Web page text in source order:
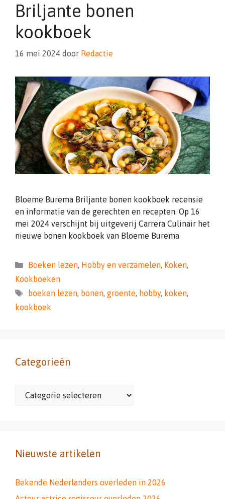
Briljante bonen
kookboek
16 mei 2024 door Redactie
Bloeme Burema Briljante bonen kookboek recensie
en informatie van de gerechten en recepten. Op 16
mei 2024 verschijnt bij uitgeverij Carrera Culinair het
nieuwe bonen kookboek van Bloeme Burema
Categorieën
Boeken lezen, Hobby en verzamelen, Koken,
Kookboeken
Tags
boeken lezen, bonen, groente, hobby, koken,
kookboek
Categorieën
Categorieën
Nieuwste artikelen
Bekende Nederlanders overleden in 2026